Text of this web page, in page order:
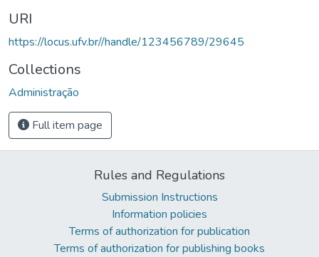
URI
https://locus.ufv.br//handle/123456789/29645
Collections
Administração
Full item page
Rules and Regulations
Submission Instructions
Information policies
Terms of authorization for publication
Terms of authorization for publishing books